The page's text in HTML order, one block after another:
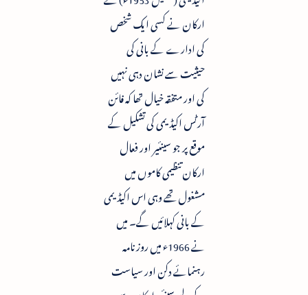
ارکان نے کسی ایک شخص
کی ادارے کے بانی کی
حیثیت سے نشان دہی نہیں
کی اور متفقہ خیال تھا کہ فائن
آرٹس اکیڈیمی کی تشکیل کے
موقع پر جو سینئیر اور فعال
ارکان تنظیمی کاموں میں
مشغول تھے وہی اس اکیڈیمی
کے بانی کہلائیں گے۔ میں
نے 1966ء میں روزنامہ
رہنمائے دکن اور سیاست